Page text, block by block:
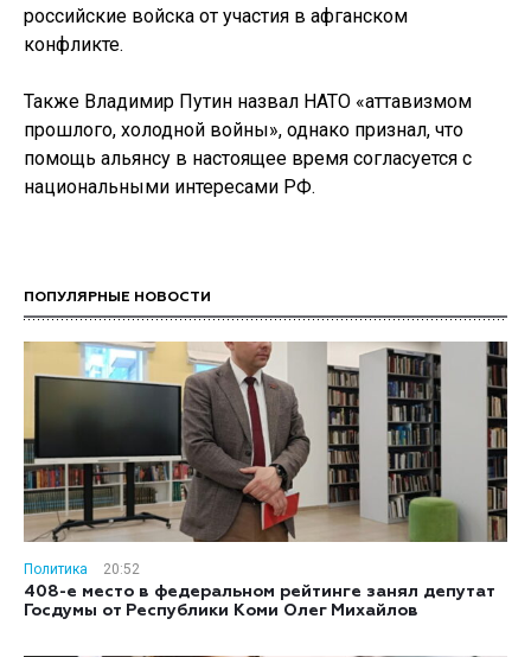
российские войска от участия в афганском
конфликте.
Также Владимир Путин назвал НАТО «аттавизмом
прошлого, холодной войны», однако признал, что
помощь альянсу в настоящее время согласуется с
национальными интересами РФ.
ПОПУЛЯРНЫЕ НОВОСТИ
Политика
20:52
408-е место в федеральном рейтинге занял депутат
Госдумы от Республики Коми Олег Михайлов